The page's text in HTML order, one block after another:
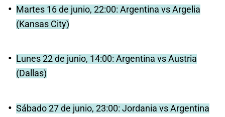
Martes 16 de junio, 22:00: Argentina vs Argelia
(Kansas City)
Lunes 22 de junio, 14:00: Argentina vs Austria
(Dallas)
Sábado 27 de junio, 23:00: Jordania vs Argentina